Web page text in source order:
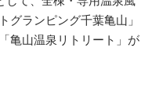
グランピング千葉亀山」
亀山温泉リトリート」が